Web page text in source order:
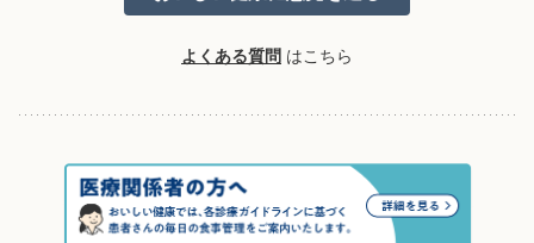
よくある質問 はこちら